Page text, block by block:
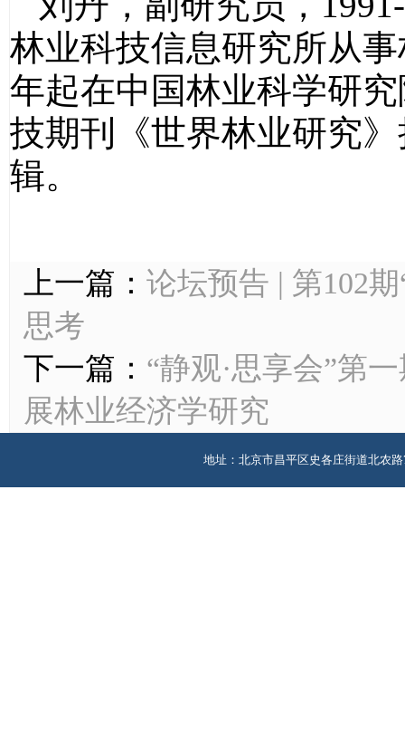
林业科技信息研究所从
年起在中国林业科学研
技期刊《世界林业研究
辑。
上一篇： 论坛预告 | 第102
思考
下一篇： “静观·思享会”第
展林业经济学研究
地址：北京市昌平区史各庄街道北农路